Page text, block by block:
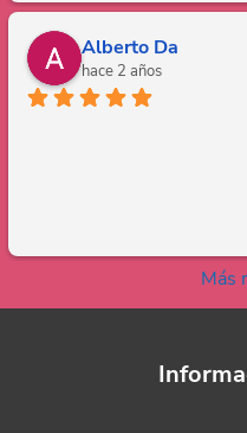
Alberto Da
hace 2 años
Más